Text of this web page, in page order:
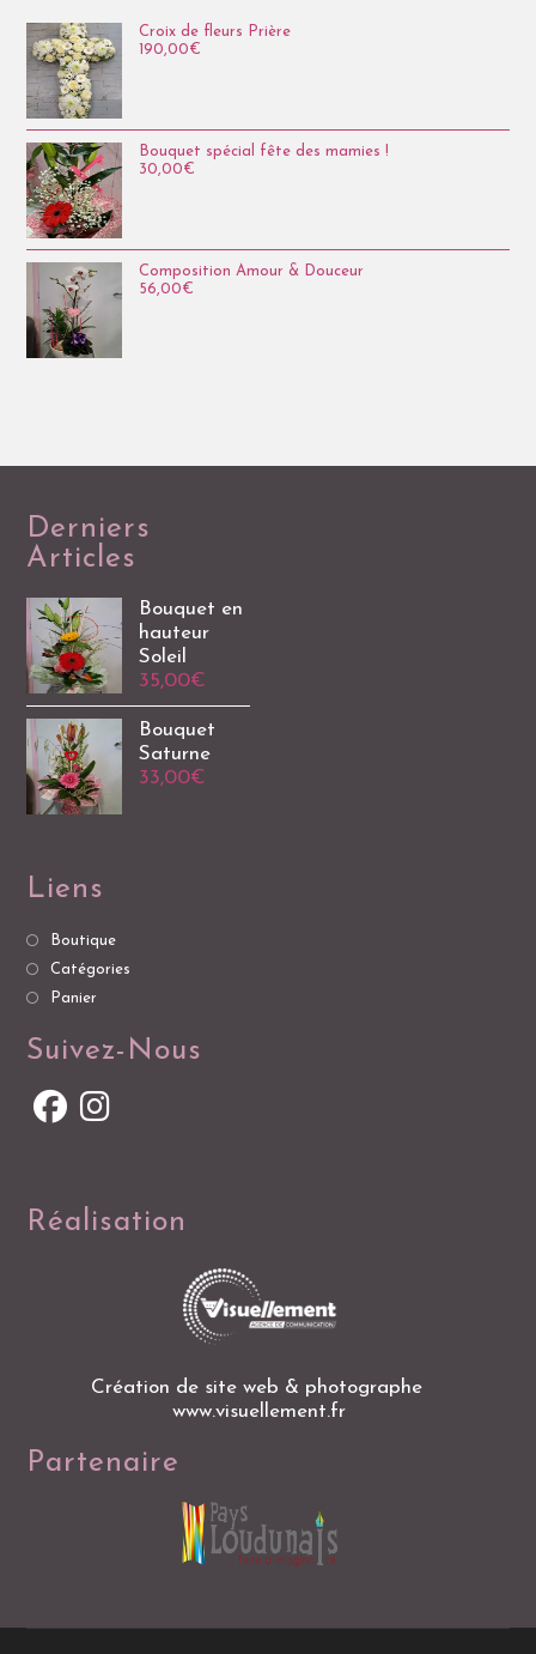
Croix de fleurs Prière
190,00€
Bouquet spécial fête des mamies !
30,00€
Composition Amour & Douceur
56,00€
Derniers
Articles
Bouquet en
hauteur
Soleil
35,00€
Bouquet
Saturne
33,00€
Liens
Boutique
Catégories
Panier
Suivez-Nous
Réalisation
Création de site web & photographe
www.visuellement.fr
Partenaire